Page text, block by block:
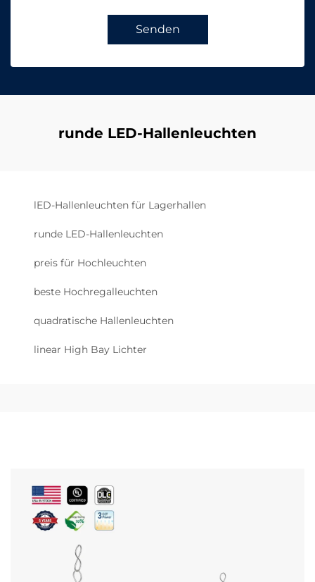
Senden
runde LED-Hallenleuchten
lED-Hallenleuchten für Lagerhallen
runde LED-Hallenleuchten
preis für Hochleuchten
beste Hochregalleuchten
quadratische Hallenleuchten
linear High Bay Lichter